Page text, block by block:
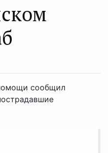
сообщил